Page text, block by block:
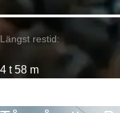
Längst restid:
4 t 58 m